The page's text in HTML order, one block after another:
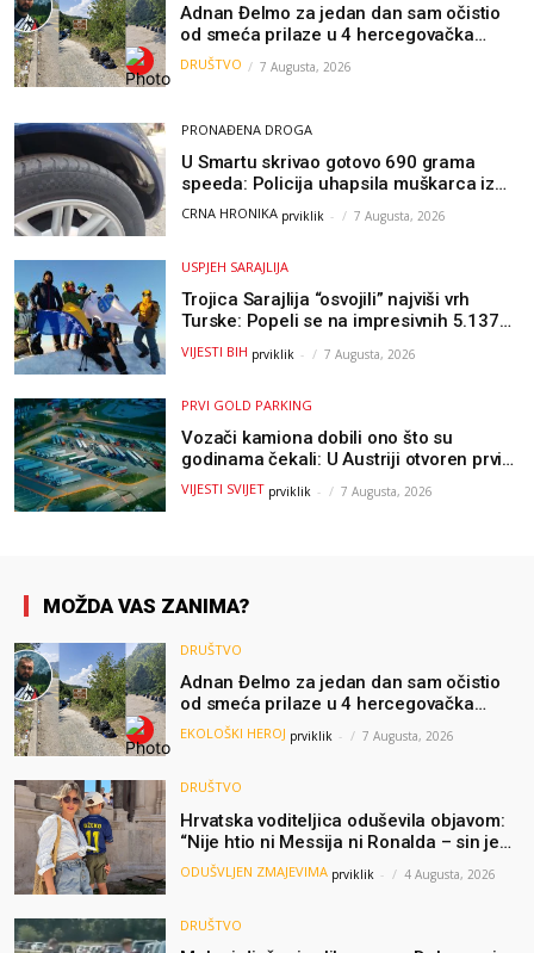
Adnan Đelmo za jedan dan sam očistio
od smeća prilaze u 4 hercegovačka
grada: “Danas nisam čistio samo smeće,
čistio sam sliku o nama”
DRUŠTVO 7 Augusta, 2026
PRONAĐENA DROGA
U Smartu skrivao gotovo 690 grama
speeda: Policija uhapsila muškarca iz
Hercegovine
CRNA HRONIKA prviklik - 7 Augusta, 2026
USPJEH SARAJLIJA
Trojica Sarajlija “osvojili” najviši vrh
Turske: Popeli se na impresivnih 5.137
metara
VIJESTI BIH prviklik - 7 Augusta, 2026
PRVI GOLD PARKING
Vozači kamiona dobili ono što su
godinama čekali: U Austriji otvoren prvi
GOLD sigurni parking
VIJESTI SVIJET prviklik - 7 Augusta, 2026
MOŽDA VAS ZANIMA?
DRUŠTVO
Adnan Đelmo za jedan dan sam očistio
od smeća prilaze u 4 hercegovačka
grada: “Danas nisam čistio samo smeće,
čistio sam sliku o nama”
EKOLOŠKI HEROJ prviklik - 7 Augusta, 2026
DRUŠTVO
Hrvatska voditeljica oduševila objavom:
“Nije htio ni Messija ni Ronalda – sin je
želio samo dres Bosne”
ODUŠVLJEN ZMAJEVIMA prviklik - 4 Augusta, 2026
DRUŠTVO